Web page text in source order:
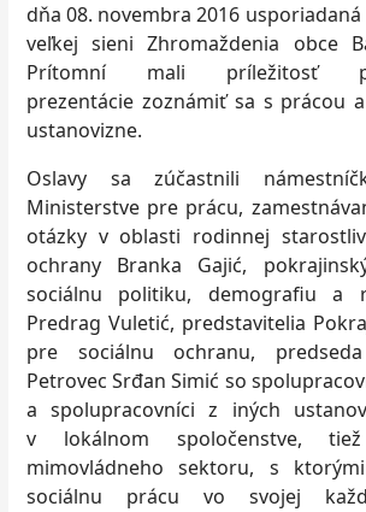
dňa 08. novembra 2016
veľkej sieni Zhromaždenia obce
Prítomní mali príležitosť
prezentácie zoznámiť sa s prácou
ustanovizne.
Oslavy sa zúčastnili
Ministerstve pre prácu,
otázky v oblasti rodinnej
ochrany Branka Gajić,
sociálnu politiku, demografiu a
Predrag Vuletić, predstavitelia
pre sociálnu ochranu,
Petrovec Srđan Simić so
a spolupracovníci z iných
v lokálnom spoločenstve, tiež
mimovládneho sektoru, s
sociálnu prácu vo svojej